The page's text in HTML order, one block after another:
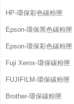
HP-環保彩色碳粉匣
Epson-環保黑色碳粉匣
Epson-環保彩色碳粉匣
Fuji Xerox-環保碳粉匣
FUJIFILM-環保碳粉匣
Brother-環保碳粉匣